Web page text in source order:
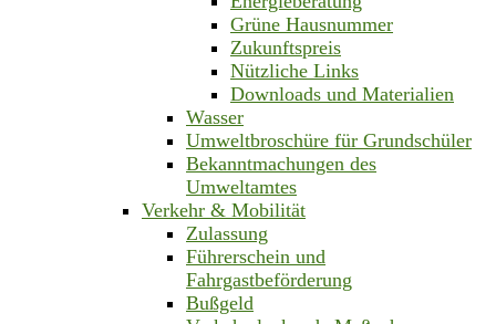
Grüne Hausnummer
Zukunftspreis
Nützliche Links
Downloads und Materialien
Wasser
Umweltbroschüre für Grundschüler
Bekanntmachungen des
Umweltamtes
Verkehr & Mobilität
Zulassung
Führerschein und
Fahrgastbeförderung
Bußgeld